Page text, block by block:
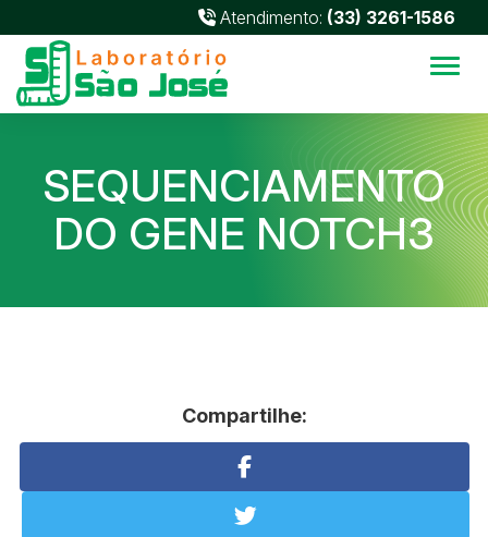
Atendimento: (33) 3261-1586
SEQUENCIAMENTO
DO GENE NOTCH3
Compartilhe: